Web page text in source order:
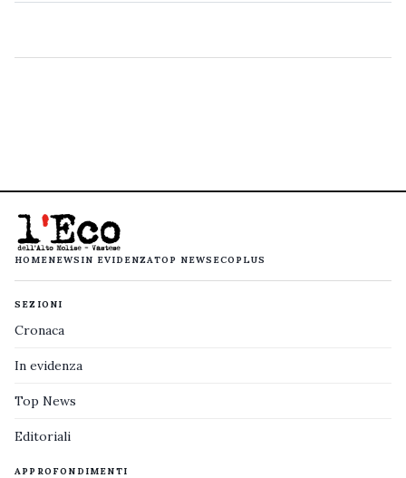
HOMENEWS IN EVIDENZATOP NEWS ECOPLUS
SEZIONI
Cronaca
In evidenza
Top News
Editoriali
APPROFONDIMENTI